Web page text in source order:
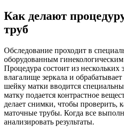
Как делают
труб
Обследование проходит в
оборудованным
Процедура состоит из нескольких
влагалище зеркала и
шейку матки вводится
матку подается контрастное
делает снимки, чтобы проверить,
маточные трубы. Когда все
анализировать результаты.